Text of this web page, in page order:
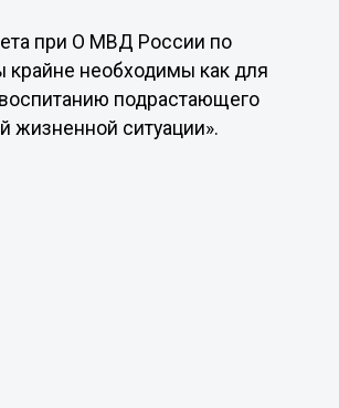
при О МВД России по
необходимы как для
подрастающего
жизненной ситуации».